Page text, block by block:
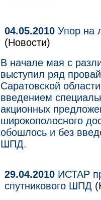
04.05.2010 Упор на
(Новости)
В начале мая с
выступил ряд
Саратовской
введением
акционных
широкополосного
обошлось и без
ШПД.
29.04.2010 ИСТАР
спутникового ШПД